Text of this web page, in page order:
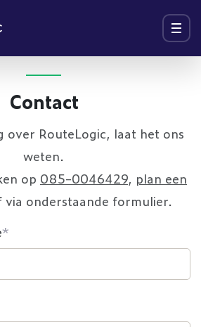
Menu
Contact
over RouteLogic, laat het ons
weten.
op 085-0046429, plan een
via onderstaande formulier.
*